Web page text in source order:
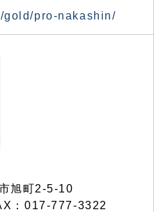
gold/pro-nakashin/
旭町2-5-10
：017-777-3322